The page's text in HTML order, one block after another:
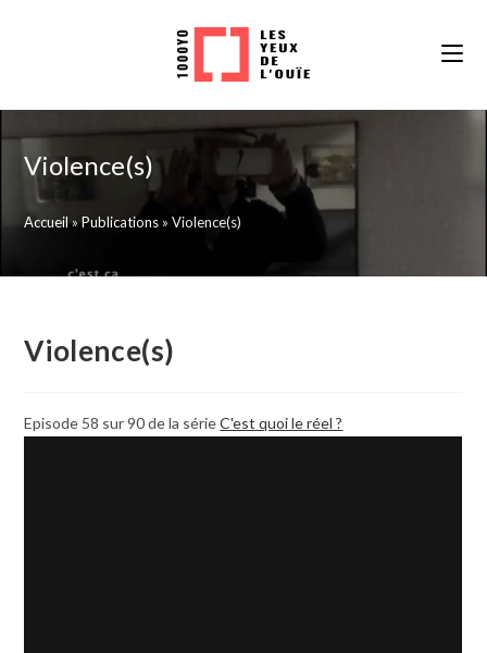
Violence(s)
Accueil»Publications »Violence(s)
Violence(s)
Episode 58 sur 90 de la sérieC'est quoi le réel ?